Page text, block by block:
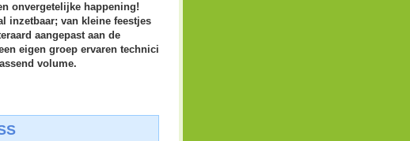
onvergetelijke happening!
inzetbaar; van kleine feestjes
aangepast aan de
eigen groep ervaren technici
volume.